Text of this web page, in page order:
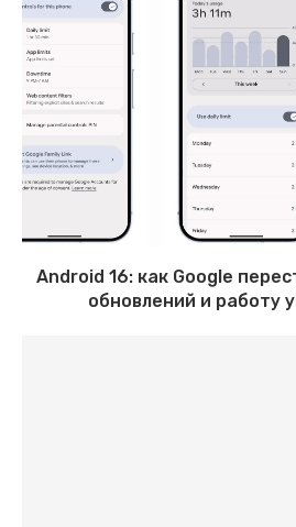
Android 16: как Google
обновлений и работу